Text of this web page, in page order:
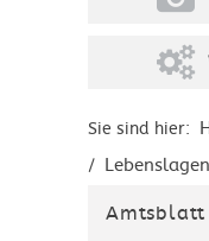
Sie sind hier:
/
Gründung
Amtsblatt